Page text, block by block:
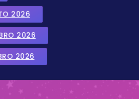
2026
2026
2026